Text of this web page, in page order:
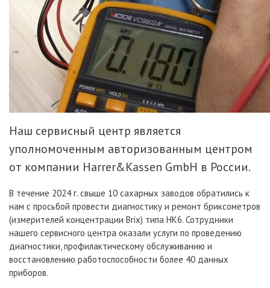
Наш сервисный центр является
уполномоченным авторизованным центром
от компании Harrer&Kassen GmbH в России.
В течение 2024 г. свыше 10 сахарных заводов обратились к
нам с просьбой провести диагностику и ремонт бриксометров
(измерителей концентрации Brix) типа НК6. Сотрудники
нашего сервисного центра оказали услуги по проведению
диагностики, профилактическому обслуживанию и
восстановлению работоспособности более 40 данных
приборов.